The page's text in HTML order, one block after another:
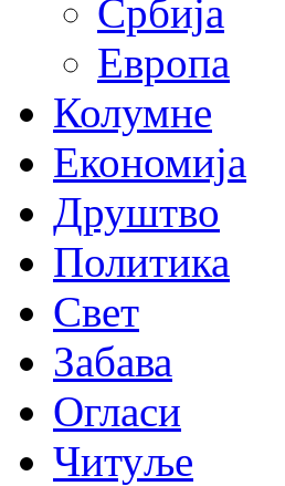
Србија
Европа
Колумне
Економија
Друштво
Политика
Свет
Забава
Огласи
Читуље